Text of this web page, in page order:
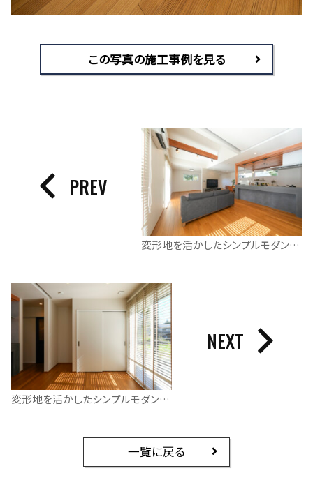
この写真の施工事例を見る
変形地を活かしたシンプルモダンな平屋
PREV
変形地を活かしたシンプルモダンな平屋
NEXT
一覧に戻る